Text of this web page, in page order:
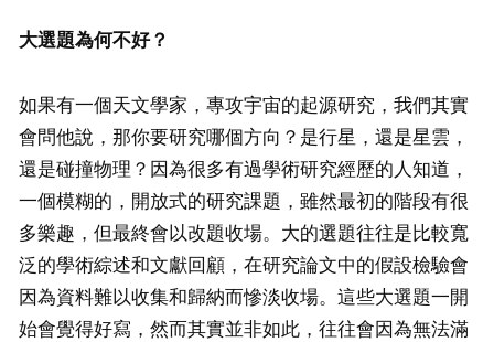
大選題為何不好？
如果有一個天文學家，專攻宇宙的起源研究，我們其實
會問他說，那你要研究哪個方向？是行星，還是星雲，
還是碰撞物理？因為很多有過​​學術研究經歷的人知道，
一個模糊的，開放式的研究課題，雖然最初的階段有很
多樂趣，但最終會以改題收場。大的選題往往是比較寬
泛的學術綜述和文獻回顧，在研究論文中的假設檢驗會
因為資料難以收集和歸納而慘淡收場。這些大選題一開
始會覺得好寫，然而其實並非如此，往往會因為無法滿